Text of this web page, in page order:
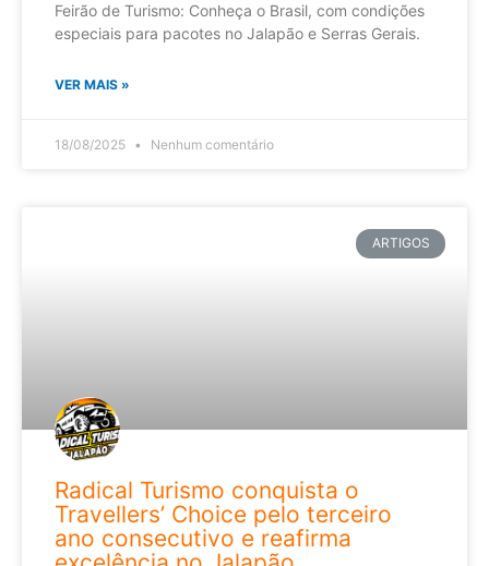
Feirão de Turismo: Conheça o Brasil, com condições
especiais para pacotes no Jalapão e Serras Gerais.
VER MAIS »
18/08/2025 Nenhum comentário
ARTIGOS
Radical Turismo conquista o
Travellers’ Choice pelo terceiro
ano consecutivo e reafirma